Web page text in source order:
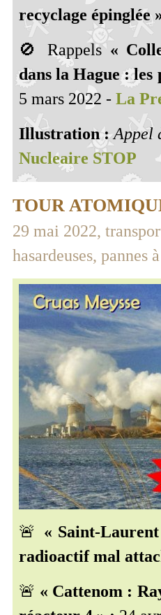
recyclage épinglée
🚫 Rappels «
dans la Hague : les
5 mars 2022 - La
Illustration :Appel
Nucleaire STOP
TOUR
29 mai 2022,
hasardeuses, pannes
🚨 « Saint-
radioactif mal
🚨 « Cattenom :